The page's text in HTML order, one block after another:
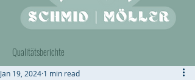
Qualitätsberichte
Jan 19, 2024 1 min read